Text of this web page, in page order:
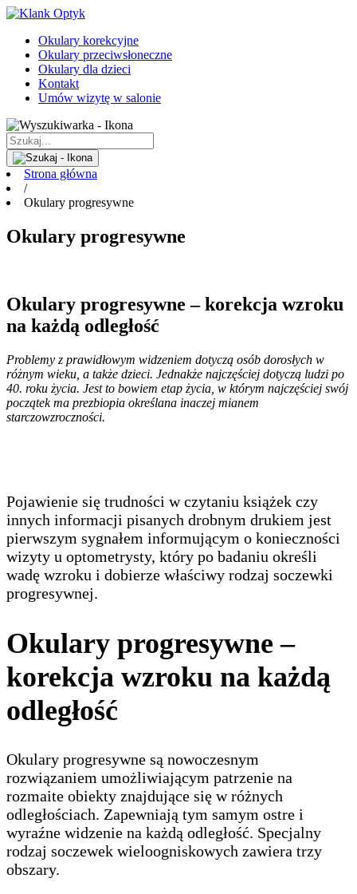
Okulary korekcyjne
Okulary przeciwsłoneczne
Okulary dla dzieci
Kontakt
Umów wizytę w salonie
Strona główna
/
Okulary progresywne
Okulary progresywne
Okulary progresywne – korekcja wzroku
na każdą odległość
Problemy z prawidłowym widzeniem dotyczą osób dorosłych w
różnym wieku, a także dzieci. Jednakże najczęściej dotyczą ludzi po
40. roku życia. Jest to bowiem etap życia, w którym najczęściej swój
początek ma prezbiopia określana inaczej mianem
starczowzroczności.
Pojawienie się trudności w czytaniu książek czy
innych informacji pisanych drobnym drukiem jest
pierwszym sygnałem informującym o konieczności
wizyty u optometrysty, który po badaniu określi
wadę wzroku i dobierze właściwy rodzaj soczewki
progresywnej.
Okulary progresywne –
korekcja wzroku na każdą
odległość
Okulary progresywne są nowoczesnym
rozwiązaniem umożliwiającym patrzenie na
rozmaite obiekty znajdujące się w różnych
odległościach. Zapewniają tym samym ostre i
wyraźne widzenie na każdą odległość. Specjalny
rodzaj soczewek wieloogniskowych zawiera trzy
obszary.